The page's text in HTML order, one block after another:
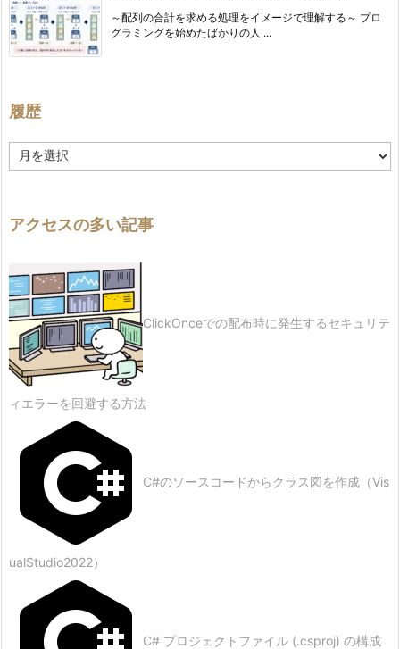
～配列の合計を求める処理をイメージで理解する～ プロ
グラミングを始めたばかりの人 ...
履歴
歴
アクセスの多い記事
ClickOnceでの配布時に発生するセキュリテ
ィエラーを回避する方法
C#のソースコードからクラス図を作成（Vis
ualStudio2022）
C# プロジェクトファイル (.csproj) の構成